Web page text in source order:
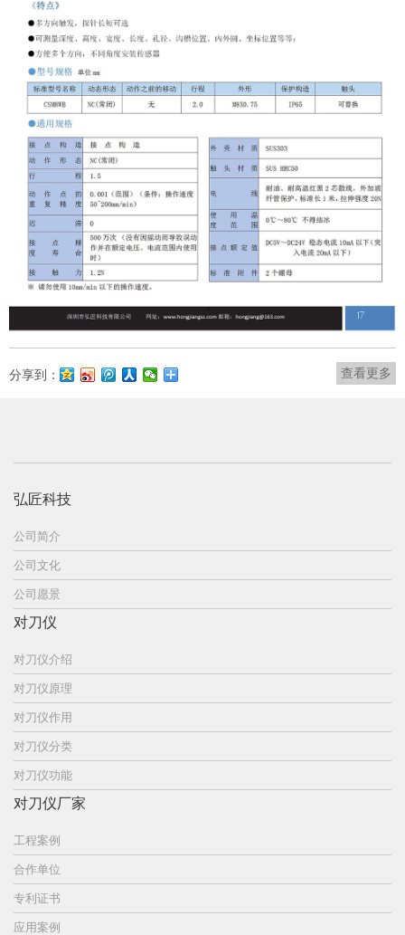
查看更多
分享到：
弘匠科技
公司简介
公司文化
公司愿景
对刀仪
对刀仪介绍
对刀仪原理
对刀仪作用
对刀仪分类
对刀仪功能
对刀仪厂家
工程案例
合作单位
专利证书
应用案例